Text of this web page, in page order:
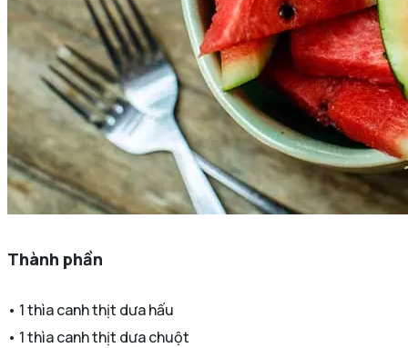
Thành phần
• 1 thìa canh thịt dưa hấu
• 1 thìa canh thịt dưa chuột